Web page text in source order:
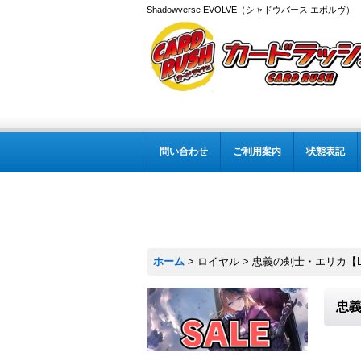
Shadowverse EVOLVE（シャドウバース エボルヴ
問い合わせ ご利用案内 状態表記
ホーム > ロイヤル > 忠義の剣士・エリカ【
忠